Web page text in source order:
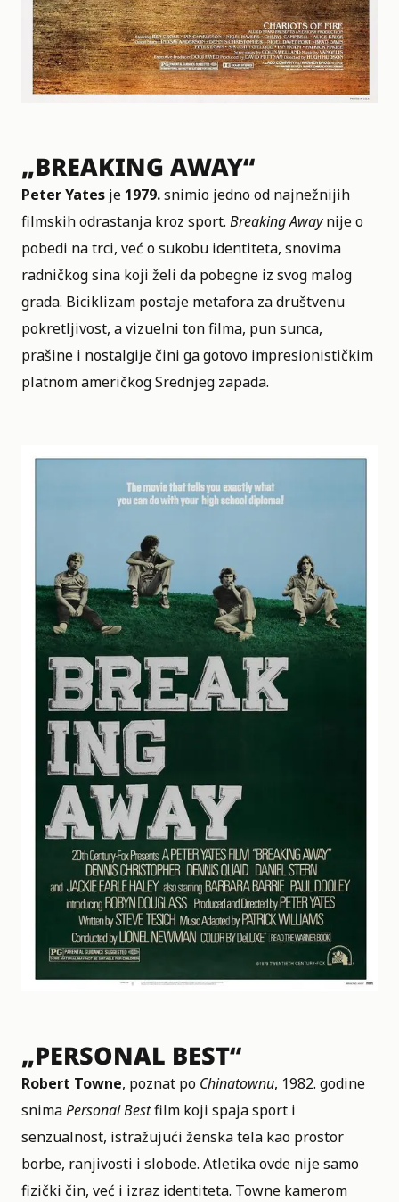
„BREAKING AWAY“
Peter Yates je 1979.snimio jedno od najnežnijih
filmskih odrastanja kroz sport. Breaking Awaynije o
pobedi na trci, već o sukobu identiteta, snovima
radničkog sina koji želi da pobegne iz svog malog
grada. Biciklizam postaje metafora za društvenu
pokretljivost, a vizuelni ton filma, pun sunca,
prašine i nostalgije čini ga gotovo impresionističkim
platnom američkog Srednjeg zapada.
„PERSONAL BEST“
Robert Towne, poznat po Chinatownu, 1982. godine
snimaPersonal Bestfilm koji spaja sport i
senzualnost, istražujući ženska tela kao prostor
borbe, ranjivosti i slobode. Atletika ovde nije samo
fizički čin, već i izraz identiteta. Towne kamerom